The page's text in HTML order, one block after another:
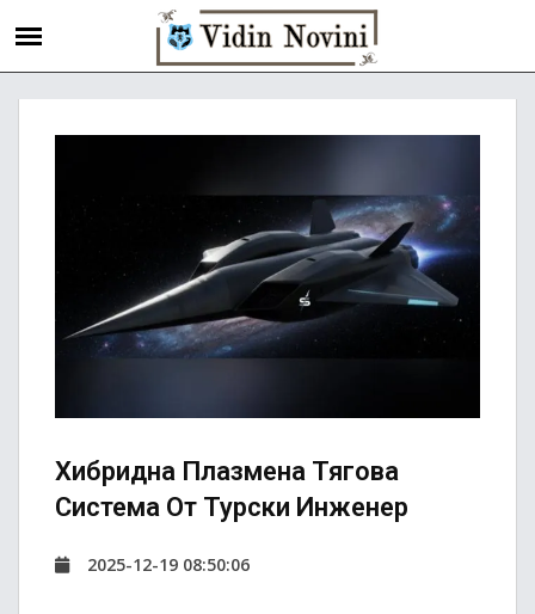
Хибридна Плазмена Тяговa
Система От Турски Инженер
2025-12-19 08:50:06